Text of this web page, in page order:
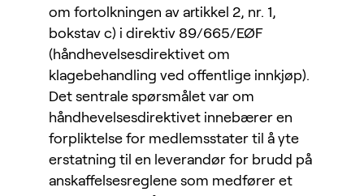
om fortolkningen av artikkel 2, nr. 1,
bokstav c) i direktiv 89/665/EØF
(håndhevelsesdirektivet om
klagebehandling ved offentlige innkjøp).
Det sentrale spørsmålet var om
håndhevelsesdirektivet innebærer en
forpliktelse for medlemsstater til å yte
erstatning til en leverandør for brudd på
anskaffelsesreglene som medfører et